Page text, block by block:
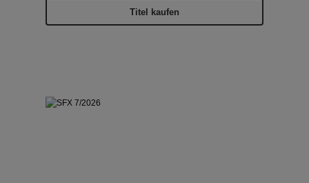
Titel kaufen